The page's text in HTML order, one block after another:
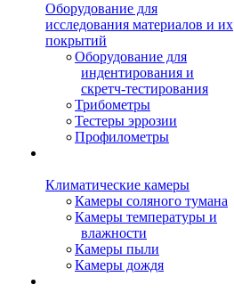
Оборудование для
исследования материалов и их
покрытий
Оборудование для
индентирования и
скретч-тестирования
Трибометры
Тестеры эррозии
Профилометры
Климатические камеры
Камеры соляного тумана
Камеры температуры и
влажности
Камеры пыли
Камеры дождя